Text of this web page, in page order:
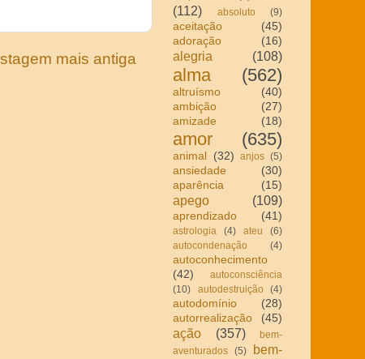
mais antiga
(112)
absoluto (9)
aceitação
(45)
adoração
(16)
alegria (108)
alma (562)
altruísmo
(40)
ambição
(27)
amizade
(18)
amor (635)
animal (32) anjos (5)
ansiedade
(30)
aparência
(15)
apego (109)
aprendizado (41)
astrologia (4) ateu
(6)
autocondenação
(4)
autoconhecimento
(42)
autoconsciência
(10)
autodestruição (4)
autodomínio
(28)
autorrealização
(45)
ação (357)
bem-
aventurados (5)
bem-